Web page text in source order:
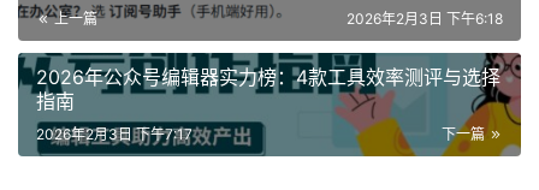
上一篇 2026年2月3日 下午6:18
2026年公众号编辑器实力榜：4款工具效率测评与选择
指南
下一篇
2026年2月3日 下午7:17